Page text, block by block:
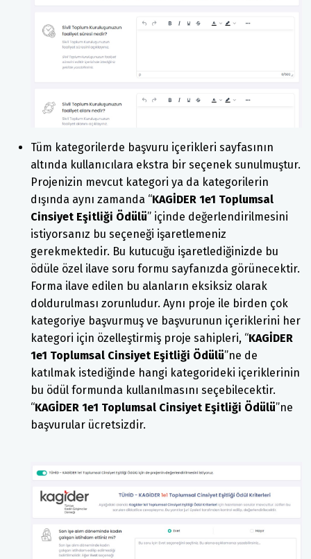
Tüm kategorilerde başvuru içerikleri sayfasının
altında kullanıcılara ekstra bir seçenek sunulmuştur.
Projenizin mevcut kategori ya da kategorilerin
dışında aynı zamanda “KAGİDER 1e1 Toplumsal
Cinsiyet Eşitliği Ödülü” içinde değerlendirilmesini
istiyorsanız bu seçeneği işaretlemeniz
gerekmektedir. Bu kutucuğu işaretlediğinizde bu
ödüle özel ilave soru formu sayfanızda görünecektir.
Forma ilave edilen bu alanların eksiksiz olarak
doldurulması zorunludur. Aynı proje ile birden çok
kategoriye başvurmuş ve başvurunun içeriklerini her
kategori için özelleştirmiş proje sahipleri, “KAGİDER
1e1 Toplumsal Cinsiyet Eşitliği Ödülü”ne de
katılmak istediğinde hangi kategorideki içeriklerinin
bu ödül formunda kullanılmasını seçebilecektir.
“KAGİDER 1e1 Toplumsal Cinsiyet Eşitliği Ödülü”ne
başvurular ücretsizdir.